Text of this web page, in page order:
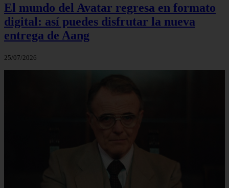
El mundo del Avatar regresa en formato
digital: así puedes disfrutar la nueva
entrega de Aang
25/07/2026